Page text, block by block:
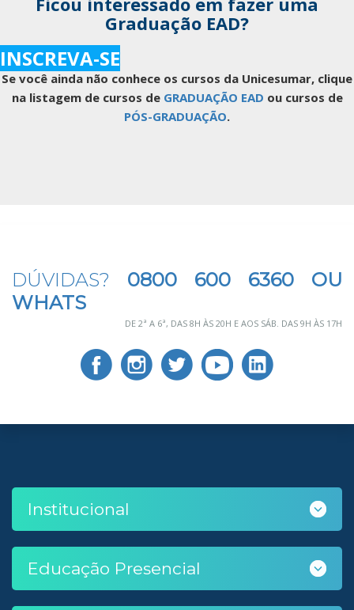
Graduação EAD?
INSCREVA-SE
Se você ainda não conhece os cursos da Unicesumar, clique
na listagem de cursos de GRADUAÇÃO EAD ou cursos de
PÓS-GRADUAÇÃO.
DÚVIDAS? 0800 600 6360 OU
WHATS
DE 2ª A 6ª, DAS 8H ÀS 20H E AOS SÁB. DAS 9H ÀS 17H
Institucional
Educação Presencial